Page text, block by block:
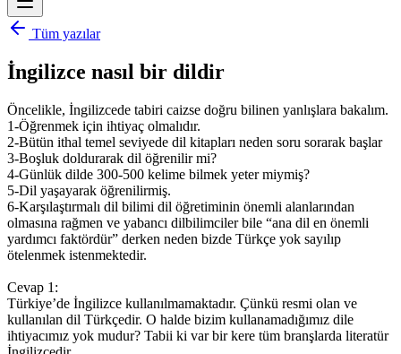
Tüm yazılar
İngilizce nasıl bir dildir
Öncelikle, İngilizcede tabiri caizse doğru bilinen yanlışlara bakalım.
1-Öğrenmek için ihtiyaç olmalıdır.
2-Bütün ithal temel seviyede dil kitapları neden soru sorarak başlar
3-Boşluk doldurarak dil öğrenilir mi?
4-Günlük dilde 300-500 kelime bilmek yeter miymiş?
5-Dil yaşayarak öğrenilirmiş.
6-Karşılaştırmalı dil bilimi dil öğretiminin önemli alanlarından
olmasına rağmen ve yabancı dilbilimciler bile “ana dil en önemli
yardımcı faktördür” derken neden bizde Türkçe yok sayılıp
ötelenmek istenmektedir.
Cevap 1:
Türkiye’de İngilizce kullanılmamaktadır. Çünkü resmi olan ve
kullanılan dil Türkçedir. O halde bizim kullanamadığımız dile
ihtiyacımız yok mudur? Tabii ki var bir kere tüm branşlarda literatür